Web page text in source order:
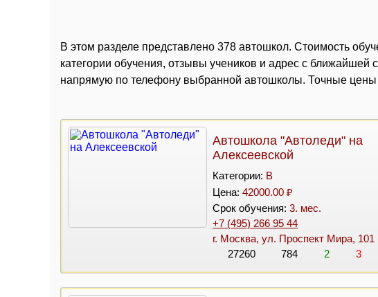
В этом разделе представлено 378 автошкол. Стоимость
категории обучения, отзывы учеников и адрес с
напрямую по телефону выбранной автошколы. Точные цены
Автошкола "Автоледи" на
Алексеевской
Категории: B
Цена: 42000.00 ₽
Срок обучения: 3. мес.
+7 (495) 266 95 44
г. Москва, ул. Проспект Мира,
27260
784 2 3